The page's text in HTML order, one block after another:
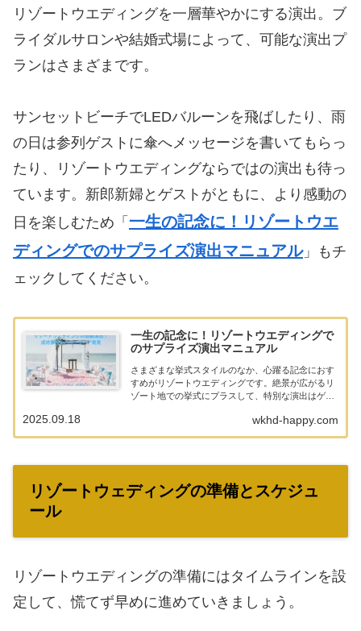
リゾートウエディングを一層華やかにする演出。ブ
ライダルサロンや結婚式場によって、可能な演出プ
ランはさまざまです。
サンセットビーチでLEDバルーンを飛ばしたり、雨
の日は参列ゲストに傘へメッセージを書いてもらっ
たり、リゾートウエディングならではの演出も待っ
ています。新郎新婦とゲストがともに、より感動の
日を楽しむため「 一生の記念に！リゾートウエ
ディングでのサプライズ演出マニュアル」もチ
ェックしてください。
一生の記念に！リゾートウエディングで
のサプライズ演出マニュアル
さまざまな挙式スタイルのなか、心躍る記念におす
すめがリゾートウエディングです。絶景が広がるリ
ゾート地での挙式にプラスして、特別な演出はゲス
れます。一生に一度の結婚式で後悔しないよう、会
場が盛り上...
wkhd-happy.com
2025.09.18
リゾートウェディングの準備とスケジュ
ール
リゾートウエディングの準備にはタイムラインを設
定して、慌てず早めに進めていきましょう。